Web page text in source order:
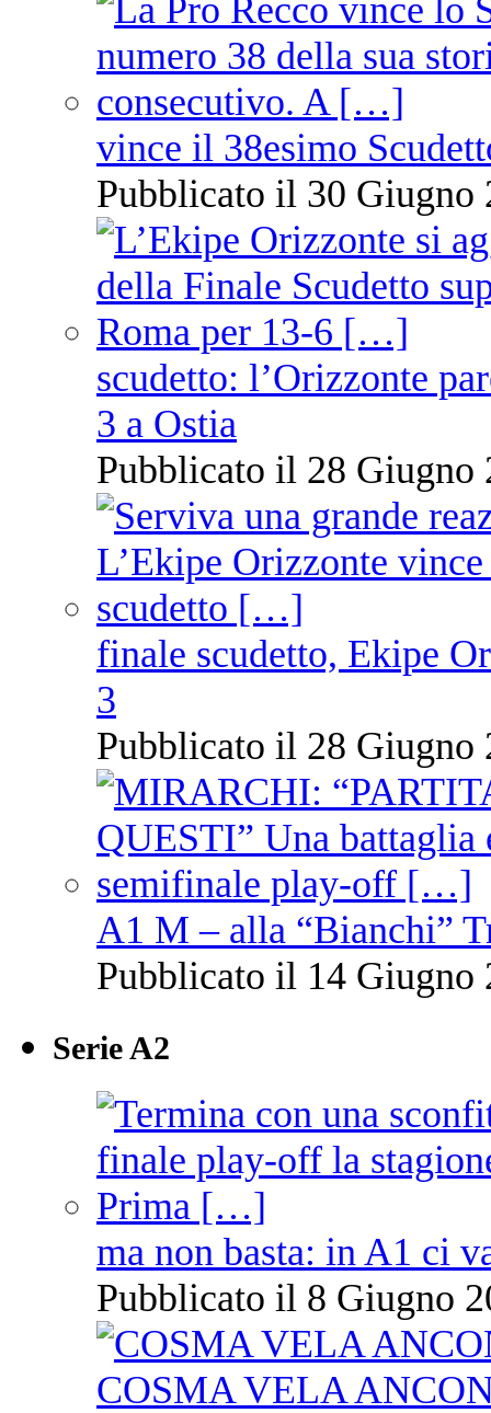
vince il 38esimo
Pubblicato il 30 Giugno
scudetto: l’Orizzonte
3 a Ostia
Pubblicato il 28 Giugno
finale scudetto, Ekipe
3
Pubblicato il 28 Giugno
A1 M – alla “Bianchi”
Pubblicato il 14 Giugno
Serie A2
ma non basta: in A1 ci
Pubblicato il 8 Giugno